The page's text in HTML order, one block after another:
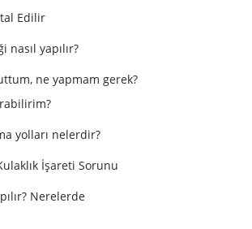
Edilir
yapılır?
ne yapmam gerek?
yolları nelerdir?
İşareti Sorunu
Nerelerde